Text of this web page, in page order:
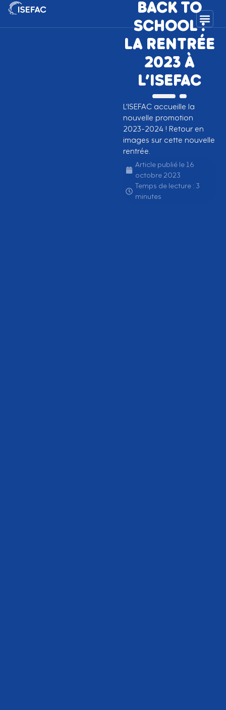
BACK TO
SCHOOL :
LA RENTRÉE
2023 À
L’ISEFAC
L'ISEFAC accueille la
nouvelle promotion
2023-2024 ! Retour en
images sur cette nouvelle
rentrée.
Article publié le 16
octobre 2023
Temps de lecture : 3
minutes